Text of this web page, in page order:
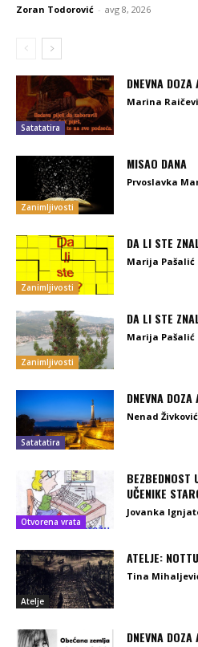
Zoran Todorović - avg 8, 2026
Satatatira
DNEVNA
Marina
Zanimljivosti
MISAO DANA
Prvoslavka
Zanimljivosti
DA LI STE
Marija Pašalić
Zanimljivosti
DA LI STE
Marija Pašalić
Satatatira
DNEVNA
Nenad Živković
Otvorena vrata
BEZBEDNOST
UČENIKE
Jovanka
Atelje
ATELJE:
Tina
DNEVNA